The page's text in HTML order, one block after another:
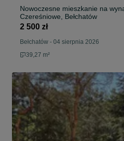
Nowoczesne mieszkanie na
Czereśniowe, Bełchatów
2 500 zł
Bełchatów - 04 sierpnia 2026
39,27 m²